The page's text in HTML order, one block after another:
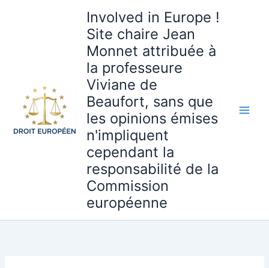
Involved in Europe !
Site chaire Jean
Monnet attribuée à
la professeure
Viviane de
Beaufort, sans que
les opinions émises
n'impliquent
cependant la
responsabilité de la
Commission
européenne